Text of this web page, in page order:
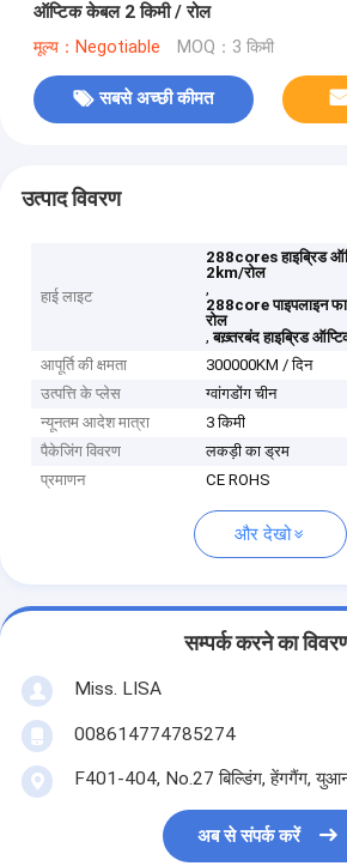
ऑप्टिक केबल 2 किमी / रोल
मूल्य：Negotiable MOQ：3 किमी
सबसे अच्छी कीमत
उत्पाद विवरण
हाई लाइट
288cores हाइब्रिड
2km/रोल
,
288core पाइपलाइन
रोल
,बख़्तरबंद हाइब्रिड
आपूर्ति की क्षमता
300000KM / दिन
उत्पत्ति के प्लेस
ग्वांगडोंग चीन
न्यूनतम आदेश मात्रा
3 किमी
पैकेजिंग विवरण
लकड़ी का ड्रम
प्रमाणन
CE ROHS
और देखो
सम्पर्क करने का
Miss. LISA
008614774785274
F401-404, No.27 बिल्डिंग, हेंगगैंग,
अब से संपर्क करें